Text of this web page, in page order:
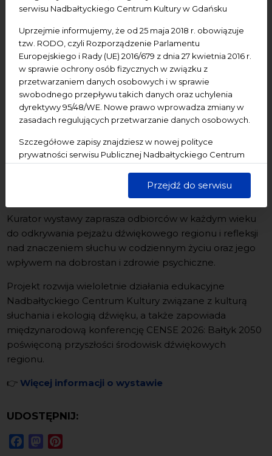
serwisu Nadbałtyckiego Centrum Kultury w Gdańsku
Uprzejmie informujemy, że od 25 maja 2018 r. obowiązuje
tzw. RODO, czyli Rozporządzenie Parlamentu
Europejskiego i Rady (UE) 2016/679 z dnia 27 kwietnia 2016 r.
w sprawie ochrony osób fizycznych w związku z
przetwarzaniem danych osobowych i w sprawie
swobodnego przepływu takich danych oraz uchylenia
dyrektywy 95/48/WE. Nowe prawo wprowadza zmiany w
zasadach regulujących przetwarzanie danych osobowych.
Szczegółowe zapisy znajdziesz w nowej polityce
prywatności serwisu Publicznej Nadbałtyckiego Centrum
dane są przetwarzane w sposób bezpieczny, z należytą
starannością i zgodnie z obowiązującymi przepisami.
Przejdź do serwisu
WSTĘP WOLNY
Bałtyckie Rewizje Soniczne to wystawa edukacyjna
poświęcona relacjom między człowiekiem, naturą,
miastem a środowiskiem dźwiękowym Pomorza.
Projekt łączy elementy sztuki dźwięku, refleksji
ekologicznej i edukacji sensorycznej, zachęcając do
uważnego słuchania otaczającego nas świata. Na
ekspozycji prezentowane są m.in. fotografie, mapy,
publikacje, archiwalia oraz sprzęt do rejestracji dźwięku,
a także cytaty, teksty i materiały audio dostępne
Kurator wystawy zaprasza odbiorców w każdym wieku
do odkrywania pejzażu dźwiękowego regionu i refleksji
nad znaczeniem słuchu w codziennym życiu oraz jego
wpływem na dobrostan i zdrowie psychiczne.
Projekt rozwija wieloletnie działania edukacyjne
Nadbałtyckiego Centrum Kultury związane z kulturą
słuchania i ekologią dźwięku, a także zapowiada
międzynarodową konferencję CENSE 2026: Bałtyk 2050
poświęconą przyszłości środowisk dźwiękowych
regionu.
👉Więcej informacji o wystawie
UDOSTĘPNIJ:
FacebookMastodon